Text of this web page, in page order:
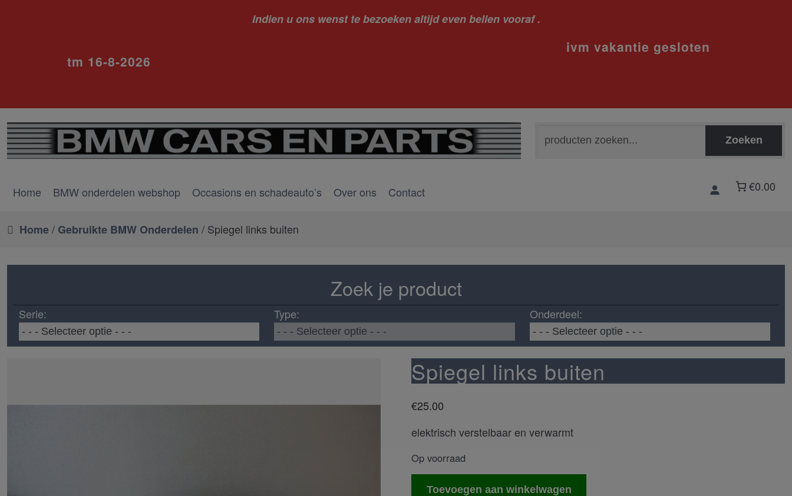
Indien u ons wenst te bezoeken altijd even bellen vooraf .
ivm vakantie gesloten
tm 16-8-2026
naar:
Zoeken
Home BMW onderdelen webshop Occasions en schadeauto’s Over ons Contact €0.00
Home/ Gebruikte BMW Onderdelen / Spiegel links buiten
Zoek je product
Serie: Type: Onderdeel:
Spiegel links buiten
€25.00
elektrisch verstelbaar en verwarmt
Op voorraad
Spiegel
Toevoegen aan winkelwagen